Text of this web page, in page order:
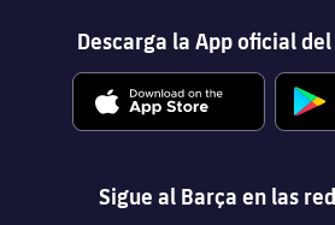
Descarga la App oficial del
Sigue al Barça en las